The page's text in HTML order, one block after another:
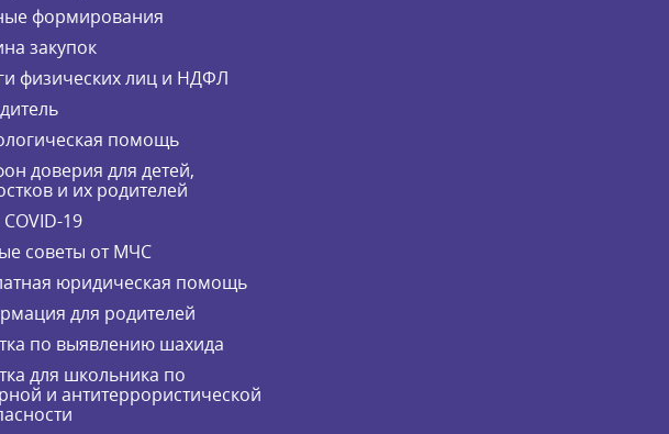
формирования
закупок
физических лиц и НДФЛ
помощь
доверия для детей,
и их родителей
19
советы от МЧС
юридическая помощь
для родителей
по выявлению шахида
для школьника по
и антитеррористической